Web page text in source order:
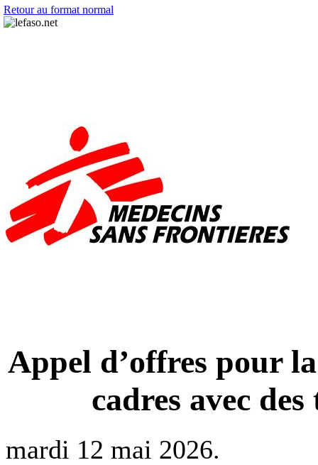
Retour au format normal
Appel d’offres pour
cadres avec
mardi 12 mai 2026.